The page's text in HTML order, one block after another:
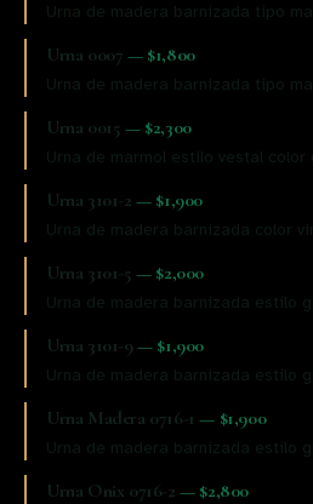
Urna de madera barnizada tipo
Urna 0007 — $1,800
Urna de madera barnizada tipo
Urna 0015 — $2,300
Urna de marmol estilo vestal color
Urna 3101-2 — $1,900
Urna de madera barnizada color
Urna 3101-5 — $2,000
Urna de madera barnizada estilo
Urna 3101-9— $1,900
Urna de madera barnizada estilo
Urna Madera 0716-1 — $1,900
Urna de madera barnizada estilo
Urna Onix 0716-2 — $2,800